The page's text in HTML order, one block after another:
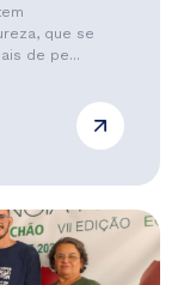
que se
de pe...